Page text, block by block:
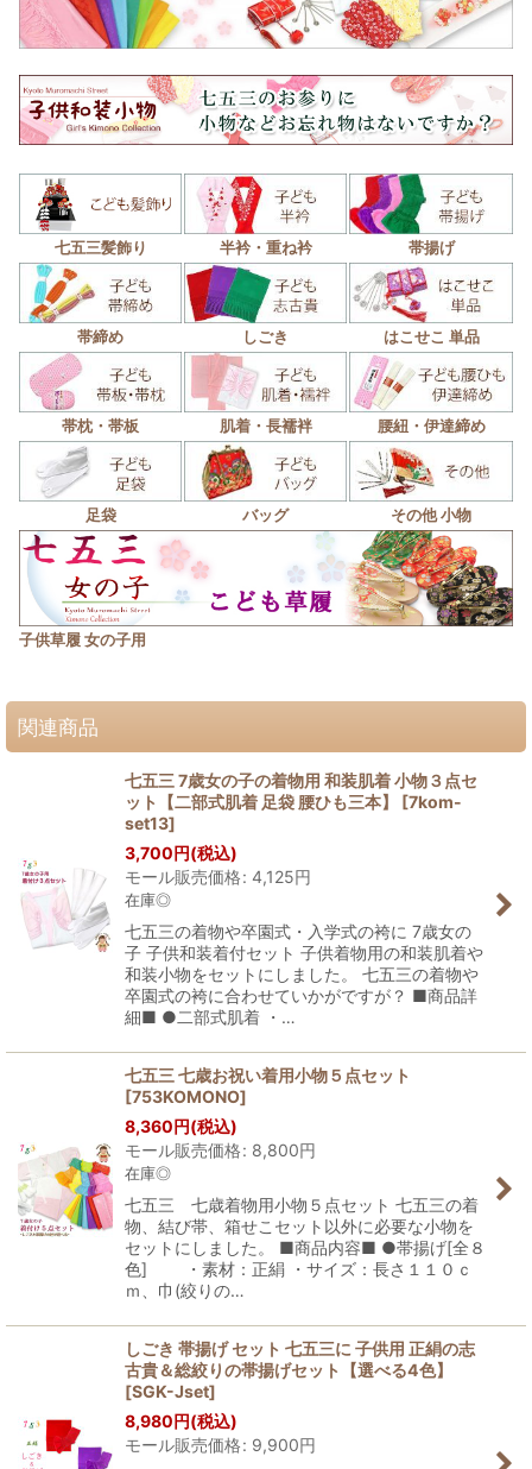
七五三髪飾り 半衿・重ね衿 帯揚げ
帯締め しごき はこせこ 単品
帯枕・帯板 肌着・長襦袢 腰紐・伊達締め
足袋 バッグ その他 小物
子供草履 女の子用
関連商品
七五三 7歳女の子の着物用 和装肌着 小物３点セ
ット【二部式肌着 足袋 腰ひも三本】
[7kom-
set13]
3,700円(税込)
モール販売価格: 4,125円
在庫◎
七五三の着物や卒園式・入学式の袴に 7歳女の
子 子供和装着付セット 子供着物用の和装肌着や
和装小物をセットにしました。 七五三の着物や
卒園式の袴に合わせていかがですが？ ■商品詳
細■ ●二部式肌着 ・…
七五三 七歳お祝い着用小物５点セット
[753KOMONO]
8,360円(税込)
モール販売価格: 8,800円
在庫◎
七五三 七歳着物用小物５点セット 七五三の着
物、結び帯、箱せこセット以外に必要な小物を
セットにしました。 ■商品内容■ ●帯揚げ[全８
色] ・素材：正絹 ・サイズ：長さ１１０ｃ
ｍ、巾(絞りの…
しごき 帯揚げ セット 七五三に 子供用 正絹の志
古貴＆総絞りの帯揚げセット【選べる4色】
[SGK-Jset]
8,980円(税込)
モール販売価格: 9,900円